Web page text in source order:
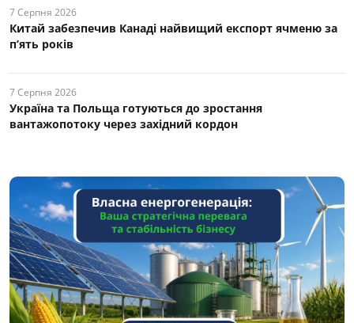
7 Серпня 2026
Китай забезпечив Канаді найвищий експорт ячменю за
п’ять років
7 Серпня 2026
Україна та Польща готуються до зростання
вантажопотоку через західний кордон